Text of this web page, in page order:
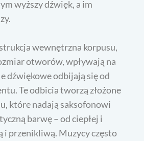
wyższy dźwięk, a im
wewnętrzna korpusu,
otworów, wpływają na
dźwiękowe odbijają się od
Te odbicia tworzą złożone
które nadają saksofonowi
barwę – od ciepłej i
i przenikliwą. Muzycy często